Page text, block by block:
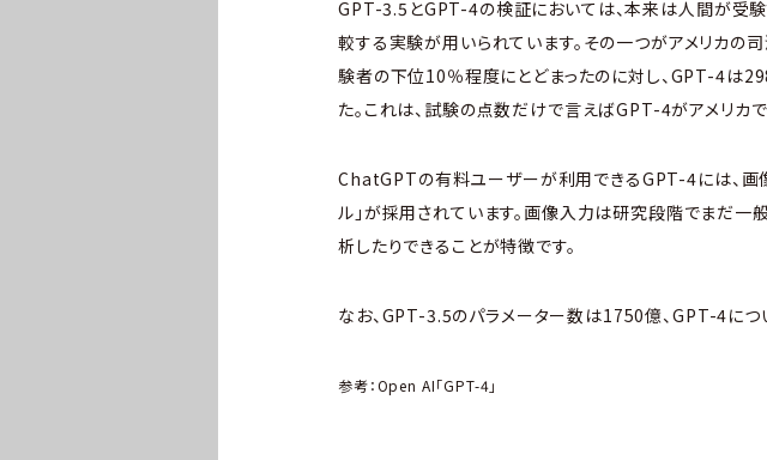
GPT-3.5とGPT-4の検証においては、本来は人間が受
較する実験が用いられています。その一つがアメリカ
験者の下位10％程度にとどまったのに対し、GPT-4は
た。これは、試験の点数だけで言えばGPT-4がアメリカ
ChatGPTの有料ユーザーが利用できるGPT-4には、画
ル」が採用されています。画像入力は研究段階でまだ一
析したりできることが特徴です。
なお、GPT-3.5のパラメーター数は1750億、GPT-4につ
参考：Open AI「GPT-4」